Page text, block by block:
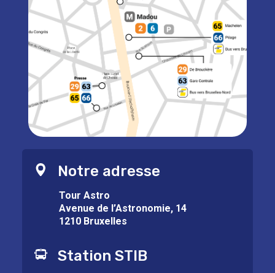
Notre adresse
Tour Astro
Avenue de l’Astronomie, 14
1210 Bruxelles
Station STIB